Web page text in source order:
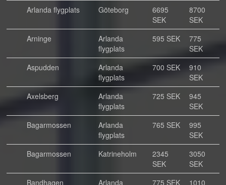
Arlanda flygplats
Göteborg
6695
SEK
8700
SEK
Arninge
Arlanda
flygplats
595 SEK
775
SEK
Aspudden
Arlanda
flygplats
700 SEK
910
SEK
Axelsberg
Arlanda
flygplats
725 SEK
945
SEK
Bagarmossen
Arlanda
flygplats
765 SEK
995
SEK
Bagarmossen
Katrineholm
2345
SEK
3050
SEK
Bandhagen
Arlanda 775 SEK 1010